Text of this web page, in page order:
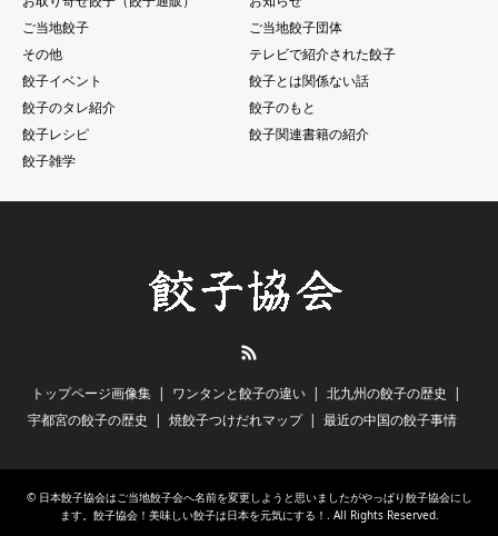
ご当地餃子
ご当地餃子団体
その他
テレビで紹介された餃子
餃子イベント
餃子とは関係ない話
餃子のタレ紹介
餃子のもと
餃子レシピ
餃子関連書籍の紹介
餃子雑学
トップページ画像集 ワンタンと餃子の違い
北九州の餃子の歴史
宇都宮の餃子の歴史
焼餃子つけだれマップ 最近の中国の餃子事情
© 日本餃子協会はご当地餃子会へ名前を変更しようと思いましたがやっぱり餃子協会にし
ます。餃子協会！美味しい餃子は日本を元気にする！
. All Rights Reserved.